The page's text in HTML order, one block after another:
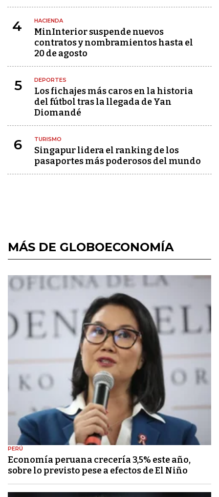
4 HACIENDA
MinInterior suspende nuevos
contratos y nombramientos hasta el
20 de agosto
5 DEPORTES
Los fichajes más caros en la historia
del fútbol tras la llegada de Yan
Diomandé
6 TURISMO
Singapur lidera el ranking de los
pasaportes más poderosos del mundo
MÁS DE GLOBOECONOMÍA
PERÚ
Economía peruana crecería 3,5% este año,
sobre lo previsto pese a efectos de El Niño